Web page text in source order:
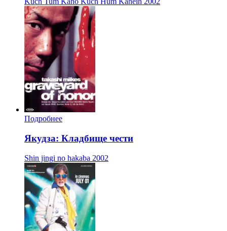
Подробнее
Якудза: Кладбище чести
Shin jingi no hakaba 2002